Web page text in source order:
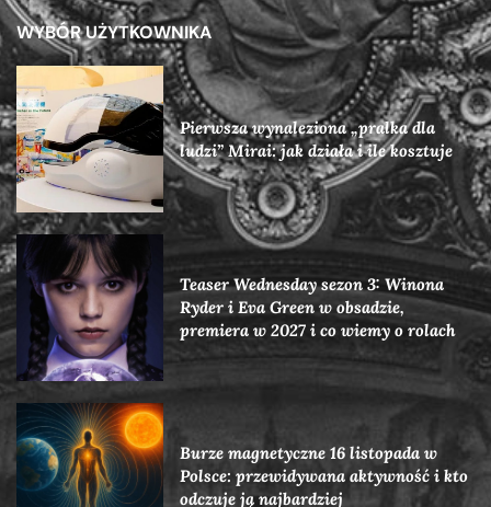
WYBÓR UŻYTKOWNIKA
Pierwsza wynaleziona „pralka dla
ludzi” Mirai: jak działa i ile kosztuje
Teaser Wednesday sezon 3: Winona
Ryder i Eva Green w obsadzie,
premiera w 2027 i co wiemy o rolach
Burze magnetyczne 16 listopada w
Polsce: przewidywana aktywność i kto
odczuje ją najbardziej